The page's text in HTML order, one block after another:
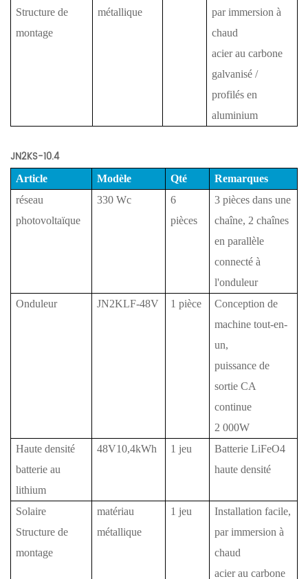
Structure de
montage
métallique
par immersion à
chaud
acier au carbone
galvanisé /
profilés en
aluminium
JN2KS-10.4
Article Modèle Qté
Remarques
réseau
photovoltaïque
330 Wc
6
pièces
3 pièces dans une
chaîne, 2 chaînes
en parallèle
connecté à
l'onduleur
Onduleur
JN2KLF-48V 1 pièce
Conception de
machine tout-en-
un,
puissance de
sortie CA
continue
2000W
Haute densité
batterie au
lithium
48V10,4kWh 1 jeu
Batterie LiFeO4
haute densité
Solaire
Structure de
montage
matériau
métallique
1 jeu
Installation facile,
par immersion à
chaud
acier au carbone